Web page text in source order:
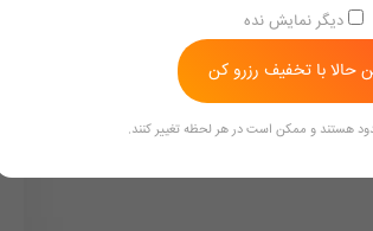
دیگر نمایش نده
حالا با تخفیف رزرو کن
هستند و ممکن است در هر لحظه تغییر کنند.